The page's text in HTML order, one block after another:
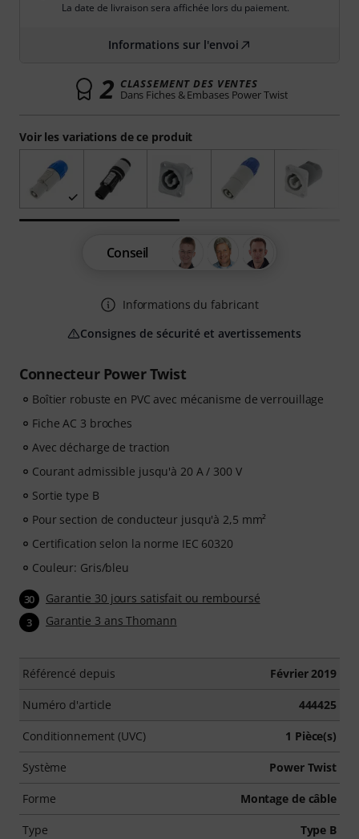
Connecteur Power Twist
Boîtier robuste en PVC avec mécanisme de verrouillage
Fiche AC 3 broches
Avec décharge de traction
Courant admissible jusqu'à 20 A / 300 V
Sortie type B
Pour section de conducteur jusqu'à 2,5 mm²
Certification selon la norme IEC 60320
Couleur: Gris/bleu
30 Garantie 30 jours satisfait ou remboursé
3 Garantie 3 ans Thomann
Référencé depuis Février 2019
Numéro d'article 444425
Conditionnement (UVC) 1 Pièce(s)
Système Power Twist
Forme Montage de câble
Type Type B
Voir les variations de ce produit
La date de livraison sera affichée lors du paiement.
Informations sur l'envoi
2 CLASSEMENT DES VENTES
Dans Fiches & Embases Power Twist
Conseil
Informations du fabricant
Consignes de sécurité et avertissements